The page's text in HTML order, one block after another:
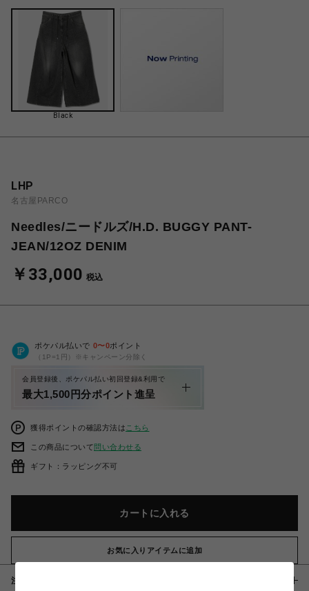
Black
LHP
名古屋PARCO
Needles/ニードルズ/H.D. BUGGY PANT-
JEAN/12OZ DENIM
￥33,000 税込
ポケパル払いで 0〜0ポイント
（1P=1円）※キャンペーン分除く
会員登録後、ポケパル払い初回登録&利用で
最大1,500円分ポイント進呈
獲得ポイントの確認方法は こちら
この商品について問い合わせる
ギフト：ラッピング不可
カートに入れる
お気に入りアイテムに追加
注意事項